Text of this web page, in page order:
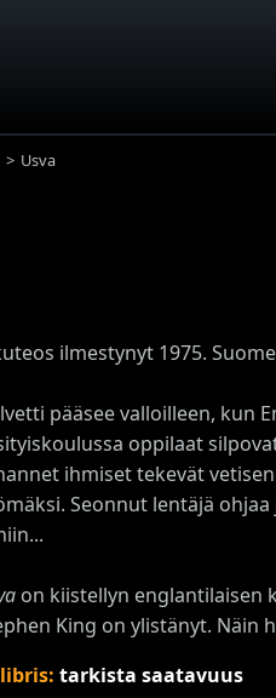
Usva
ilmestynyt 1975.
pääsee valloilleen, kun
oppilaat
ihmiset tekevät
Seonnut lentäjä
on kiistellyn englantilaisen
King on ylistänyt. Näin
tarkista saatavuus